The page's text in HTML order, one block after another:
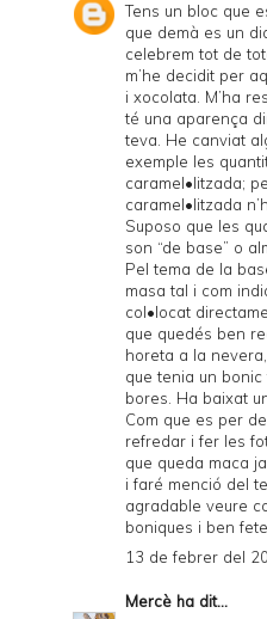
Tens un bloc que
que demà es un
celebrem tot de
m’he decidit per
i xocolata. M’ha
té una aparença
teva. He canviat
exemple les
caramel•litzada;
caramel•litzada
Suposo que les
son “de base” o
Pel tema de la
masa tal i com
col•locat
que quedés ben
horeta a la
que tenia un
bores. Ha baixat
Com que es per
refredar i fer les
que queda maca
i faré menció del
agradable veure
boniques i ben
13 de febrer del
Mercè ha dit...